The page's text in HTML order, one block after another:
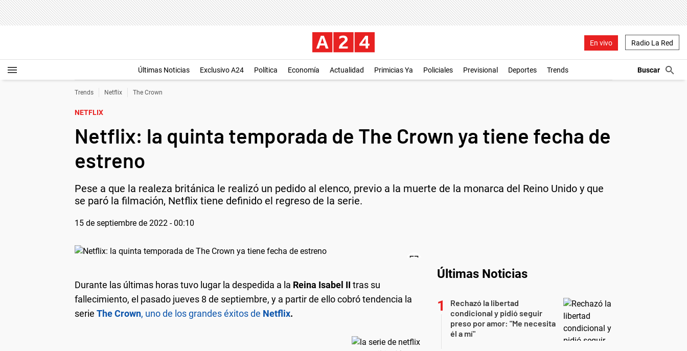
En vivo Radio La Red
Últimas Noticias Exclusivo A24 Política Economía Actualidad Primicias Ya Policiales Previsional Deportes Trends
Trends Netflix The Crown
NETFLIX
Netflix: la quinta temporada de The Crown ya tiene fecha de
estreno
Pese a que la realeza británica le realizó un pedido al elenco, previo a la muerte de la monarca del Reino Unido y que
se paró la filmación, Netflix tiene definido el regreso de la serie.
15 de septiembre de 2022 - 00:10
Durante las últimas horas tuvo lugar la despedida a la Reina Isabel II tras su
fallecimiento, el pasado jueves 8 de septiembre, y a partir de ello cobró tendencia la
serie The Crown, uno de los grandes éxitos de Netflix.
Últimas Noticias
Rechazó la libertad
condicional y pidió seguir
preso por amor: "Me necesita
él a mí"